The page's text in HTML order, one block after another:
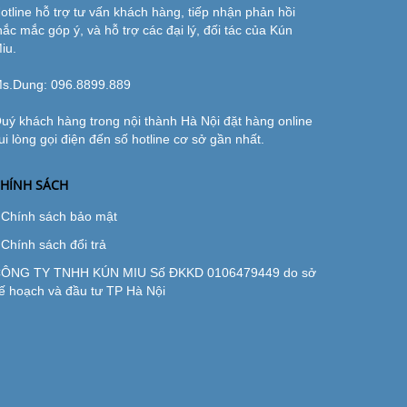
hỗ trợ tư vấn khách hàng, tiếp nhận phản hồi
mắc góp ý, và hỗ trợ các đại lý, đối tác của Kún
096.8899.889
khách hàng trong nội thành Hà Nội đặt hàng online
lòng gọi điện đến số hotline cơ sở gần nhất.
SÁCH
Chính sách bảo mật
Chính sách đổi trả
TY TNHH KÚN MIU Số ĐKKD 0106479449 do sở
hoạch và đầu tư TP Hà Nội